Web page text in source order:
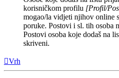
korisničkom profilu [Profil/
mogao/la vidjeti njihov online
poruke. Postovi i sl. tih osoba
Postovi osoba koje dodaš na
skriveni.
Vrh